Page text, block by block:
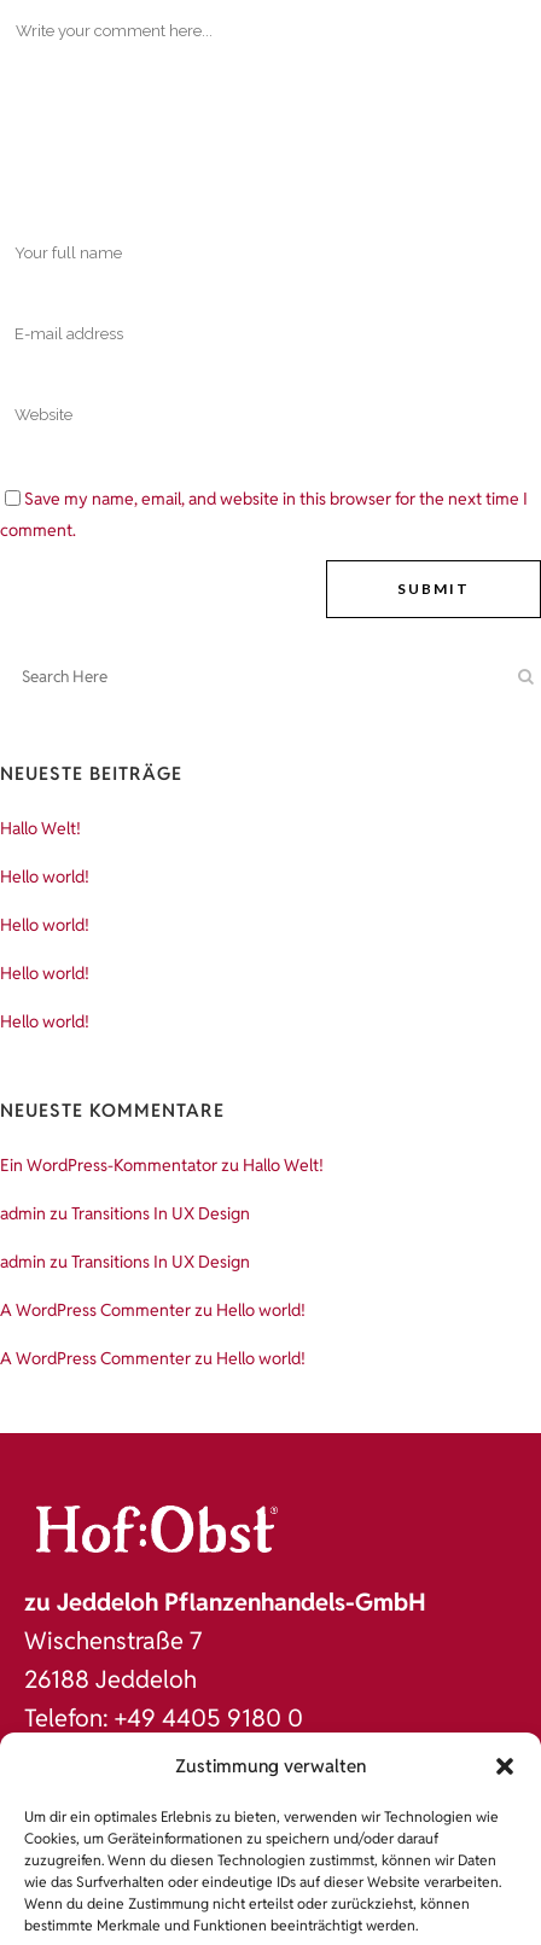
Zustimmung verwalten
Um dir ein optimales Erlebnis zu bieten, verwenden wir Technologien wie
Cookies, um Geräteinformationen zu speichern und/oder darauf
zuzugreifen. Wenn du diesen Technologien zustimmst, können wir Daten
wie das Surfverhalten oder eindeutige IDs auf dieser Website verarbeiten.
Wenn du deine Zustimmung nicht erteilst oder zurückziehst, können
bestimmte Merkmale und Funktionen beeinträchtigt werden.
Save my name, email, and website in this browser for the next time I
comment.
NEUESTE BEITRÄGE
Hallo Welt!
Hello world!
Hello world!
Hello world!
Hello world!
NEUESTE KOMMENTARE
Ein WordPress-Kommentatorzu Hallo Welt!
admin zuTransitions In UX Design
admin zuTransitions In UX Design
A WordPress Commenterzu Hello world!
A WordPress Commenterzu Hello world!
zu Jeddeloh Pflanzenhandels-GmbH
Wischenstraße 7
26188 Jeddeloh
Telefon: +49 4405 9180 0
Fax: +49 4405 9180 60
www.jeddeloh.de
DAS SORTIMENT
NACHHALTIGKEIT